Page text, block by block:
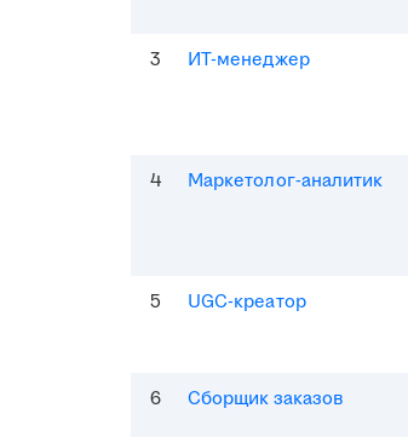
3 ИТ-менеджер
4 Маркетолог-аналитик
5 UGC-креатор
6 Сборщик заказов